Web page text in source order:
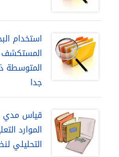
استخدام
المستكشف
المتوسطة
جدا
قياس مدي
الموارد
التحليلي